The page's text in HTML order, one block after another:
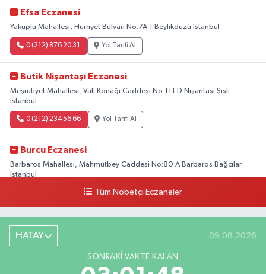
Efsa Eczanesi
Yakuplu Mahallesi, Hürriyet Bulvarı No:7A 1 Beylikdüzü İstanbul
0 (212) 876 20 31 Yol Tarifi Al
Butik Nişantaşı Eczanesi
Meşrutiyet Mahallesi, Vali Konağı Caddesi No:111 D Nişantaşı Şişli
İstanbul
0 (212) 234 56 66 Yol Tarifi Al
Burcu Eczanesi
Barbaros Mahallesi, Mahmutbey Caddesi No:80 A Barbaros Bağcılar
İstanbul
Yol Tarifi Al
Tuna Tillo Eczanesi
Akşemsettin Mahallesi, Akdeniz Caddesi No:12 A Fatih İstanbul
Yol Tarifi Al
Tüm Nöbetçi Eczaneler
HATAY 09.08.2026
SONRAKI VAKTE KALAN